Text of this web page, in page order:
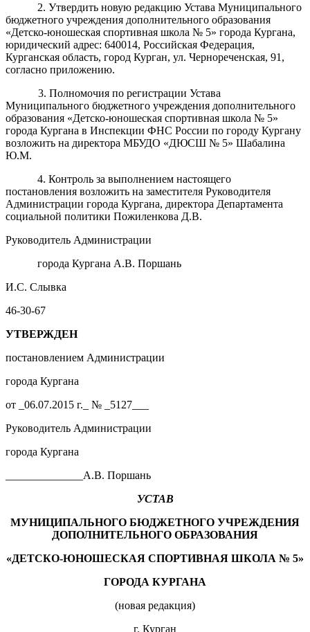
2. Утвердить новую редакцию Устава Муниципального
бюджетного учреждения дополнительного образования
«Детско-юношеская спортивная школа № 5» города Кургана,
юридический адрес: 640014, Российская Федерация,
Курганская область, город Курган, ул. Чернореченская, 91,
согласно приложению.
3. Полномочия по регистрации Устава
Муниципального бюджетного учреждения дополнительного
образования «Детско-юношеская спортивная школа № 5»
города Кургана в Инспекции ФНС России по городу Кургану
возложить на директора МБУДО «ДЮСШ № 5» Шабалина
Ю.М.
4. Контроль за выполнением настоящего
постановления возложить на заместителя Руководителя
Администрации города Кургана, директора Департамента
социальной политики Пожиленкова Д.В.
Руководитель Администрации
города Кургана А.В. Поршань
И.С. Слывка
46-30-67
УТВЕРЖДЕН
постановлением Администрации
города Кургана
от _06.07.2015 г._ № _5127___
Руководитель Администрации
города Кургана
______________А.В. Поршань
УСТАВ
МУНИЦИПАЛЬНОГО БЮДЖЕТНОГО УЧРЕЖДЕНИЯ
ДОПОЛНИТЕЛЬНОГО ОБРАЗОВАНИЯ
«ДЕТСКО-ЮНОШЕСКАЯ СПОРТИВНАЯ ШКОЛА № 5»
ГОРОДА КУРГАНА
(новая редакция)
г. Курган